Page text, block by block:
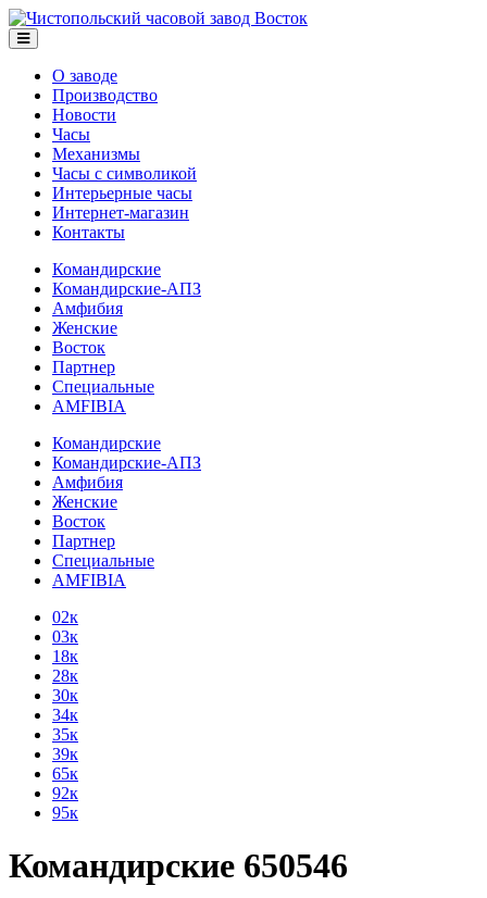
О заводе
Производство
Новости
Часы
Механизмы
Часы с символикой
Интерьерные часы
Интернет-магазин
Контакты
Командирские
Командирские-АПЗ
Амфибия
Женские
Восток
Партнер
Специальные
AMFIBIA
Командирские
Командирские-АПЗ
Амфибия
Женские
Восток
Партнер
Специальные
AMFIBIA
02к
03к
18к
28к
30к
34к
35к
39к
65к
92к
95к
Командирские 650546